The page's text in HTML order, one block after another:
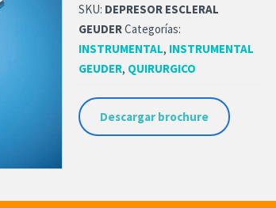
SKU: DEPRESOR ESCLERAL
GEUDERCategorías:
INSTRUMENTAL, INSTRUMENTAL
GEUDER, QUIRURGICO
Descargar brochure